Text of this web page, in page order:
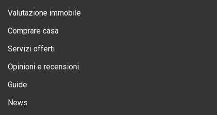
Valutazione immobile
Comprare casa
Servizi offerti
Opinioni e recensioni
Guide
News